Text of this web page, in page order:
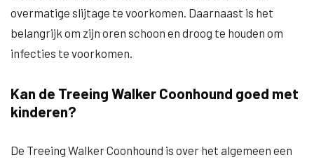
overmatige slijtage te voorkomen. Daarnaast is het
belangrijk om zijn oren schoon en droog te houden om
infecties te voorkomen.
Kan de Treeing Walker Coonhound goed met
kinderen?
De Treeing Walker Coonhound is over het algemeen een